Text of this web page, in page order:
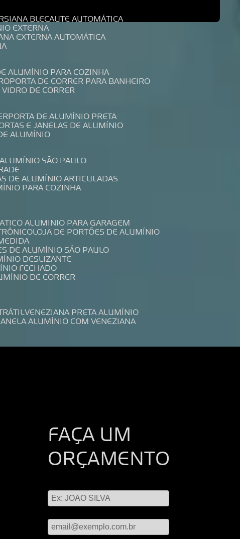
BLECAUTE AUTOMÁTICA
EXTERNA
EXTERNA AUTOMÁTICA
ALUMÍNIO PARA COZINHA
PORTA DE CORRER PARA BANHEIRO
VIDRO DE CORRER
PORTA DE ALUMÍNIO PRETA
E JANELAS DE ALUMÍNIO
ALUMÍNIO
SÃO PAULO
DE ALUMÍNIO ARTICULADAS
PARA COZINHA
ALUMINIO PARA GARAGEM
LOJA DE PORTÕES DE ALUMÍNIO
DE ALUMÍNIO SÃO PAULO
DESLIZANTE
FECHADO
DE CORRER
VENEZIANA PRETA ALUMÍNIO
JANELA ALUMÍNIO COM VENEZIANA
FAÇA UM
ORÇAMENTO